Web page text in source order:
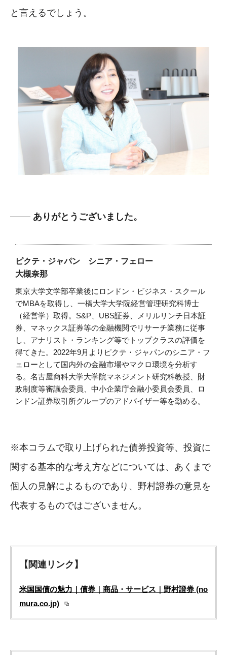
と言えるでしょう。
ありがとうございました。
ピクテ・ジャパン シニア・フェロー
大槻奈那
東京大学文学部卒業後にロンドン・ビジネス・スクール
でMBAを取得し、一橋大学大学院経営管理研究科博士
（経営学）取得。S&P、UBS証券、メリルリンチ日本証
券、マネックス証券等の金融機関でリサーチ業務に従事
し、アナリスト・ランキング等でトップクラスの評価を
得てきた。2022年9月よりピクテ・ジャパンのシニア・フ
ェローとして国内外の金融市場やマクロ環境を分析す
る。名古屋商科大学大学院マネジメント研究科教授、財
政制度等審議会委員、中小企業庁金融小委員会委員、ロ
ンドン証券取引所グループのアドバイザー等を勤める。
※本コラムで取り上げられた債券投資等、投資に
関する基本的な考え方などについては、あくまで
個人の見解によるものであり、野村證券の意見を
代表するものではございません。
【関連リンク】
米国国債の魅力｜債券｜商品・サービス｜野村證券 (no
mura.co.jp)